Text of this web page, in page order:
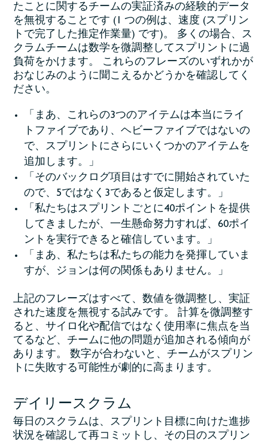
たことに関するチームの実証済みの経験的データ
を無視することです (1 つの例は、速度 (スプリン
トで完了した推定作業量) です)。 多くの場合、ス
クラムチームは数学を微調整してスプリントに過
負荷をかけます。 これらのフレーズのいずれかが
おなじみのように聞こえるかどうかを確認してく
ださい。
「まあ、これらの3つのアイテムは本当にライ
トファイブであり、ヘビーファイブではないの
で、スプリントにさらにいくつかのアイテムを
追加します。」
「そのバックログ項目はすでに開始されていた
ので、5ではなく3であると仮定します。」
「私たちはスプリントごとに40ポイントを提供
してきましたが、一生懸命努力すれば、60ポイ
ントを実行できると確信しています。」
「まあ、私たちは私たちの能力を発揮していま
すが、ジョンは何の関係もありません。」
上記のフレーズはすべて、数値を微調整し、実証
された速度を無視する試みです。 計算を微調整す
ると、サイロ化や配信ではなく使用率に焦点を当
てるなど、チームに他の問題が追加される傾向が
あります。 数字が合わないと、チームがスプリン
トに失敗する可能性が劇的に高まります。
デイリースクラム
毎日のスクラムは、スプリント目標に向けた進捗
状況を確認して再コミットし、その日のスプリン